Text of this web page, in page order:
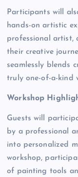
Participants will
hands-on artistic
professional artist,
their creative
seamlessly blends
truly one-of-a-kind
Workshop
Guests will
by a professional
into personalized
workshop,
of painting tools